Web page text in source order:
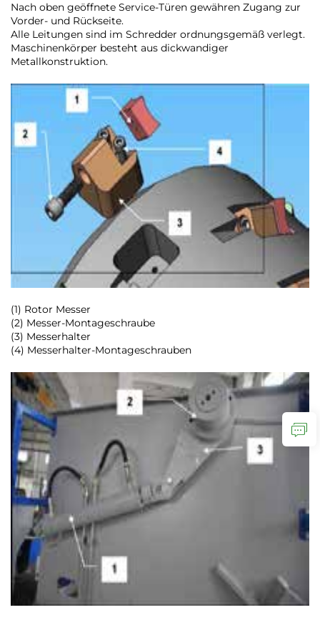
Nach oben geöffnete Service-Türen gewähren Zugang zur
Vorder- und Rückseite.
Alle Leitungen sind im Schredder ordnungsgemäß verlegt.
Maschinenkörper besteht aus dickwandiger
Metallkonstruktion.
(1) Rotor Messer
(2) Messer-Montageschraube
(3) Messerhalter
(4) Messerhalter-Montageschrauben